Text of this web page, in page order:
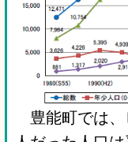
豊能町では、